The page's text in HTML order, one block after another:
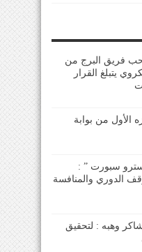
فريق البرج من
يتبلغ القرار
من بوابة
سبورت ” :
الدوري والمنافسة
وهبه : لتحقيق